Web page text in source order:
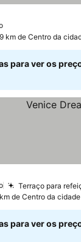
km de Centro da
para ver os
Terraço para
de Centro da cidade
para ver os